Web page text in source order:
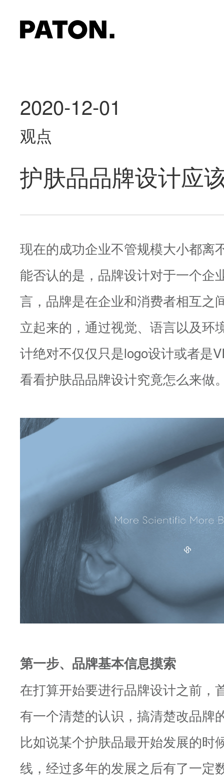
2020-12-01
观点
护肤品品牌设计应
现在的成功企业不管规模大小都离
能否认的是，品牌设计对于一个企
言，品牌是在企业和消费者相互之
立起来的，通过视觉、语言以及环
计绝对不仅仅只是logo设计或者是
看看护肤品品牌设计究竟怎么来做
第一步、品牌基本信息摸索
在打算开始要进行品牌设计之前，
有一个清楚的认识，搞清楚改品牌
比如说某个护肤品最开始发展的时
线，经过多年的发展之后有了一定